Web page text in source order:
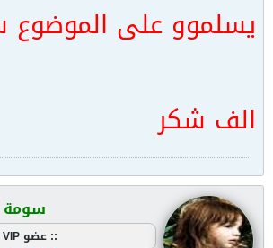
يسلموو على
الف شكر
سومة
:: عضو VIP ::